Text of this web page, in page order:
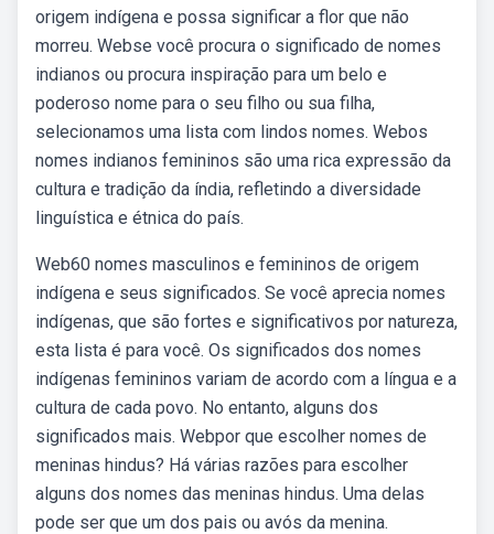
origem indígena e possa significar a flor que não
morreu. Webse você procura o significado de nomes
indianos ou procura inspiração para um belo e
poderoso nome para o seu filho ou sua filha,
selecionamos uma lista com lindos nomes. Webos
nomes indianos femininos são uma rica expressão da
cultura e tradição da índia, refletindo a diversidade
linguística e étnica do país.
Web60 nomes masculinos e femininos de origem
indígena e seus significados. Se você aprecia nomes
indígenas, que são fortes e significativos por natureza,
esta lista é para você. Os significados dos nomes
indígenas femininos variam de acordo com a língua e a
cultura de cada povo. No entanto, alguns dos
significados mais. Webpor que escolher nomes de
meninas hindus? Há várias razões para escolher
alguns dos nomes das meninas hindus. Uma delas
pode ser que um dos pais ou avós da menina.